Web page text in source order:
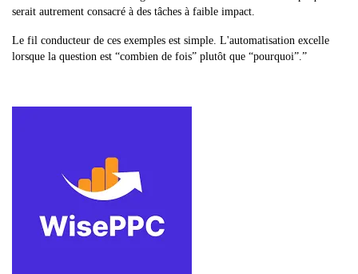
serait autrement consacré à des tâches à faible impact.
Le fil conducteur de ces exemples est simple. L'automatisation excelle
lorsque la question est “combien de fois” plutôt que “pourquoi”.”